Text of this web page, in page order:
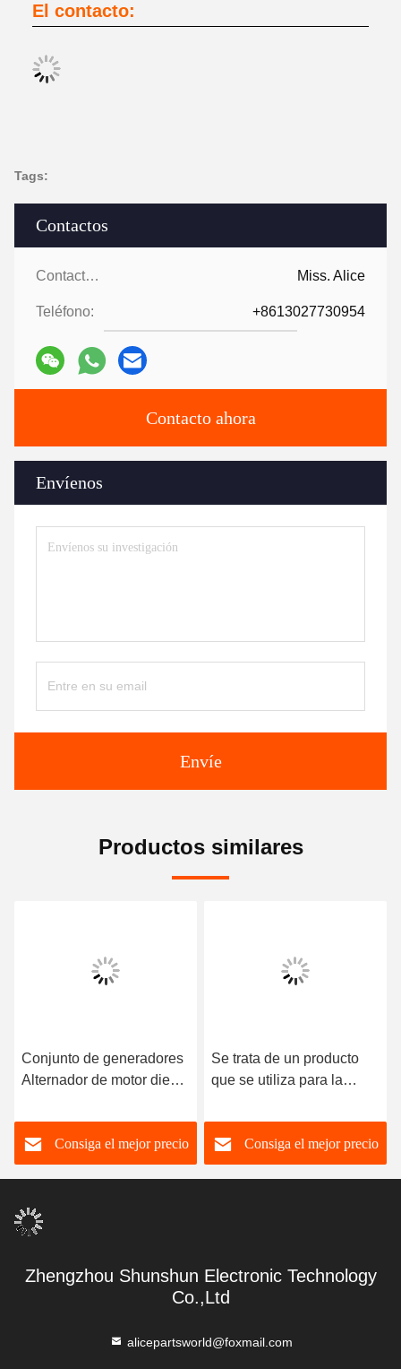
Contactos
Contactos: Miss. Alice
Teléfono: +8613027730954
Contacto ahora
Envíenos
Envíe
El contacto:
Tags:
Productos similares
Conjunto de generadores
Alternador de motor diesel
Qsk45 3643862
61006082 8600453 24V
250A
Consiga el mejor precio
Se trata de un producto
que se utiliza para la
químicos.
Consiga el mejor precio
Zhengzhou Shunshun Electronic Technology
Co.,Ltd
alicepartsworld@foxmail.com